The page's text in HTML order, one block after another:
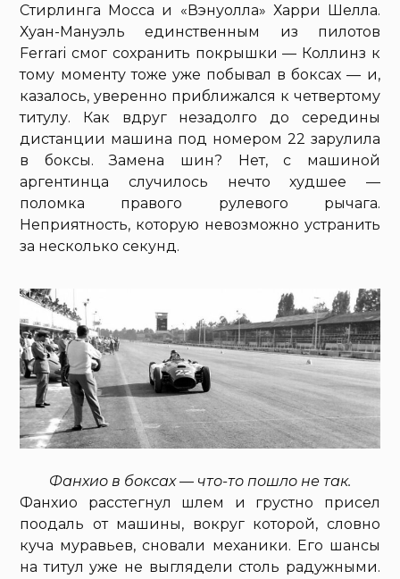
Стирлинга Мосса и «Вэнуолла» Харри Шелла.
Хуан-Мануэль единственным из пилотов
Ferrari смог сохранить покрышки — Коллинз к
тому моменту тоже уже побывал в боксах — и,
казалось, уверенно приближался к четвертому
титулу. Как вдруг незадолго до середины
дистанции машина под номером 22 зарулила
в боксы. Замена шин? Нет, с машиной
аргентинца случилось нечто худшее —
поломка правого рулевого рычага.
Неприятность, которую невозможно устранить
за несколько секунд.
Фанхио в боксах — что-то пошло не так.
Фанхио расстегнул шлем и грустно присел
поодаль от машины, вокруг которой, словно
куча муравьев, сновали механики. Его шансы
на титул уже не выглядели столь радужными.